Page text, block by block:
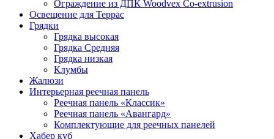
Ограждение из ДПК Woodvex Co-extrusion
Освещение для Террас
Грядки
Грядка высокая
Грядка Средняя
Грядка низкая
Клумбы
Жалюзи
Интерьерная реечная панель
Реечная панель «Классик»
Реечная панель «Авангард»
Комплектующие для реечных панелей
Хабер куб